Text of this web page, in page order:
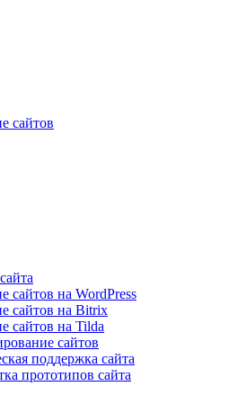
сайтов
сайтов на WordPress
сайтов на Bitrix
сайтов на Tilda
сайтов
поддержка сайта
прототипов сайта